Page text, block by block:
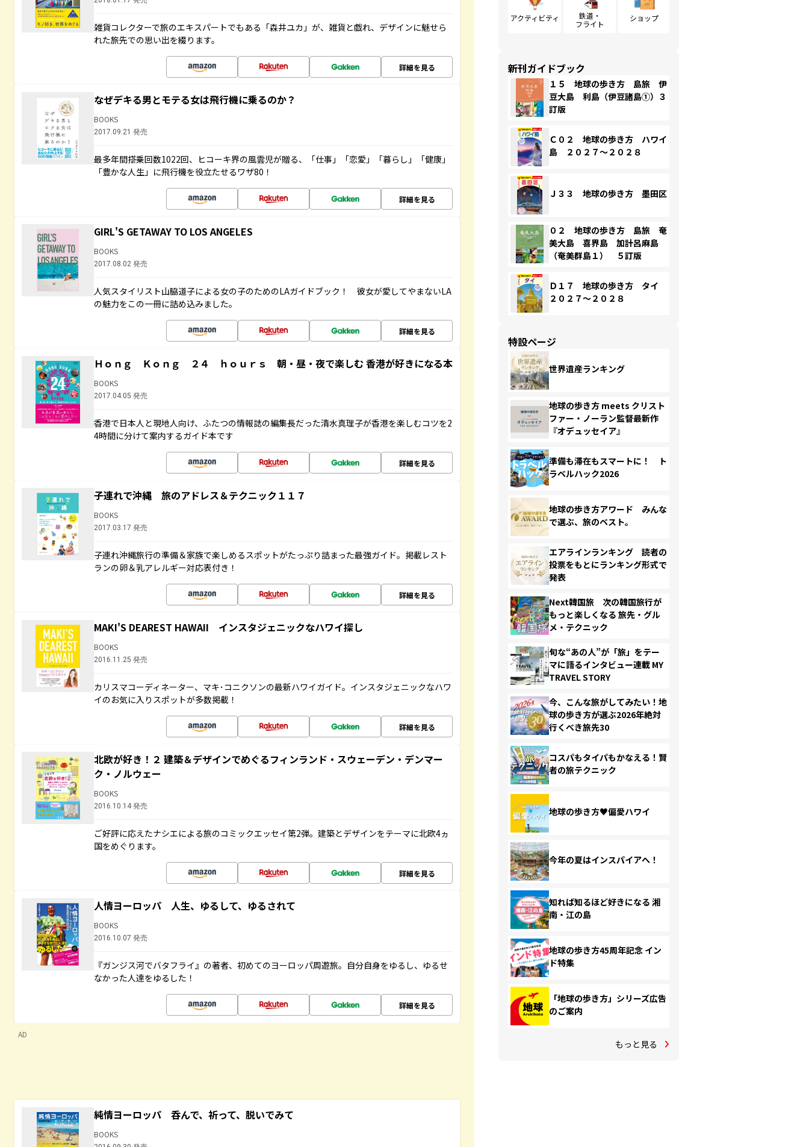
雑貨コレクターで旅のエキスパートでもある「森井ユカ」が、雑貨と戯れ、デザインに魅せら
れた旅先での思い出を綴ります。
詳細を見る
なぜデキる男とモテる女は飛行機に乗るのか？
BOOKS
2017.09.21 発売
最多年間搭乗回数1022回、ヒコーキ界の風雲児が贈る、「仕事」「恋愛」「暮らし」「健康」
「豊かな人生」に飛行機を役立たせるワザ80！
詳細を見る
GIRL'S GETAWAY TO LOS ANGELES
BOOKS
2017.08.02 発売
人気スタイリスト山脇道子による女の子のためのLAガイドブック！ 彼女が愛してやまないLA
の魅力をこの一冊に詰め込みました。
詳細を見る
Ｈｏｎｇ Ｋｏｎｇ ２４ ｈｏｕｒｓ 朝・昼・夜で楽しむ 香港が好きになる本
BOOKS
2017.04.05 発売
香港で日本人と現地人向け、ふたつの情報誌の編集長だった清水真理子が香港を楽しむコツを2
4時間に分けて案内するガイド本です
詳細を見る
子連れで沖縄 旅のアドレス＆テクニック１１７
BOOKS
2017.03.17 発売
子連れ沖縄旅行の準備＆家族で楽しめるスポットがたっぷり詰まった最強ガイド。掲載レスト
ランの卵＆乳アレルギー対応表付き！
詳細を見る
MAKI'S DEAREST HAWAII インスタジェニックなハワイ探し
BOOKS
2016.11.25 発売
カリスマコーディネーター、マキ･コニクソンの最新ハワイガイド。インスタジェニックなハワ
イのお気に入りスポットが多数掲載！
詳細を見る
北欧が好き！２ 建築＆デザインでめぐるフィンランド・スウェーデン・デンマー
ク・ノルウェー
BOOKS
2016.10.14 発売
ご好評に応えたナシエによる旅のコミックエッセイ第2弾。建築とデザインをテーマに北欧4ヵ
国をめぐります。
詳細を見る
人情ヨーロッパ 人生、ゆるして、ゆるされて
BOOKS
2016.10.07 発売
『ガンジス河でバタフライ』の著者、初めてのヨーロッパ周遊旅。自分自身をゆるし、ゆるせ
なかった人達をゆるした！
詳細を見る
AD
純情ヨーロッパ 呑んで、祈って、脱いでみて
BOOKS
アクティビティ
鉄道・
フライト
ショップ
新刊ガイドブック
１５ 地球の歩き方 島旅 伊
豆大島 利島（伊豆諸島①）３
訂版
Ｃ０２ 地球の歩き方 ハワイ
島 ２０２７～２０２８
Ｊ３３ 地球の歩き方 墨田区
０２ 地球の歩き方 島旅 奄
美大島 喜界島 加計呂麻島
（奄美群島１） ５訂版
Ｄ１７ 地球の歩き方 タイ
２０２７～２０２８
特設ページ
世界遺産ランキング
地球の歩き方 meets クリスト
ファー・ノーラン監督最新作
『オデュッセイア』
準備も滞在もスマートに！ ト
ラベルハック2026
地球の歩き方アワード みんな
で選ぶ、旅のベスト。
エアラインランキング 読者の
投票をもとにランキング形式で
発表
Next韓国旅 次の韓国旅行が
もっと楽しくなる 旅先・グル
メ・テクニック
旬な“あの人”が「旅」をテー
マに語るインタビュー連載 MY
TRAVEL STORY
今、こんな旅がしてみたい！地
球の歩き方が選ぶ2026年絶対
行くべき旅先30
コスパもタイパもかなえる！賢
者の旅テクニック
地球の歩き方♥偏愛ハワイ
今年の夏はインスパイアへ！
知れば知るほど好きになる 湘
南・江の島
地球の歩き方45周年記念 イン
ド特集
「地球の歩き方」シリーズ広告
のご案内
もっと見る